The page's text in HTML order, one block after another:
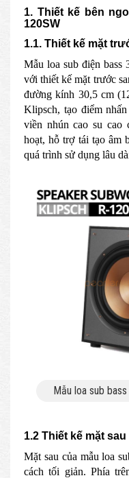
1. Thiết kế bên
120SW
1.1. Thiết kế mặt
Mẫu loa sub điện
với thiết kế mặt trước
đường kính 30,5 cm
Klipsch, tạo điểm
viền nhún cao su cao
hoạt, hỗ trợ tái tạo âm
quá trình sử dụng lâu
Mẫu loa sub
1.2 Thiết kế mặt sau
Mặt sau của mẫu loa
cách tối giản. Phía